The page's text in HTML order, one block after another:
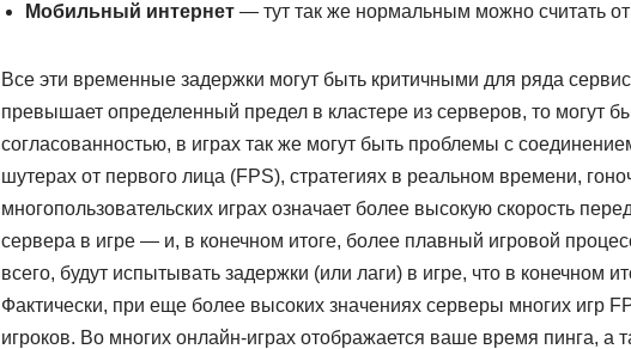
Мобильный интернет— тут так же нормальным можно считать
Все эти временные задержки могут быть критичными для ряда
превышает определенный предел в кластере из серверов, то могут
согласованностью, в играх так же могут быть проблемы с
шутерах от первого лица (FPS), стратегиях в реальном времени,
многопользовательских играх означает более высокую скорость
сервера в игре — и, в конечном итоге, более плавный игровой
всего, будут испытывать задержки (или лаги) в игре, что в конечном
Фактически, при еще более высоких значениях серверы многих игр
игроков. Во многих онлайн-играх отображается ваше время пинга, а